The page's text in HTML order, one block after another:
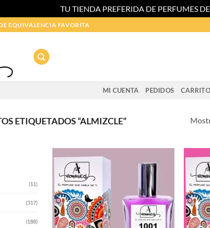
TU TIENDA PREFERIDA DE PERFUMES
EQUIVALENCIA FAVORITA
MI CUENTA PEDIDOS CARRITO
ETIQUETADOS “ALMIZCLE”
(11)
(317)
(188)